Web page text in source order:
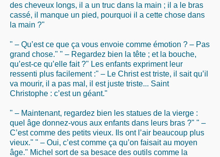
des cheveux longs, il a un truc dans la main ; il a le bras
cassé, il manque un pied, pourquoi il a cette chose dans
la main ?"
" – Qu’est ce que ça vous envoie comme émotion ? – Pas
grand chose." " – Regardez bien la tête ; et la bouche,
qu’est-ce qu’elle fait ?" Les enfants expriment leur
ressenti plus facilement :" – Le Christ est triste, il sait qu’il
va mourir, il a pas mal, il est juste triste... Saint
Christophe : c’est un géant."
" – Maintenant, regardez bien les statues de la vierge :
quel âge donnez-vous aux enfants dans leurs bras ?" " –
C’est comme des petits vieux. Ils ont l’air beaucoup plus
vieux." " – Oui, c’est comme ça qu’on faisait au moyen
âge." Michel sort de sa besace des outils comme la